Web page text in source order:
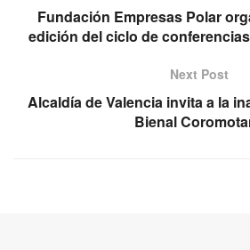
Fundación Empresas Polar
edición del ciclo de
Next Post
Alcaldía de Valencia invita a la
Bienal